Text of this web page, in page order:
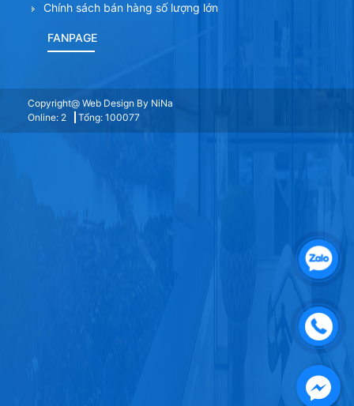
Chính sách bán hàng số lượng lớn
FANPAGE
Copyright@ Web Design By NiNa
Online: 2
Tổng: 100077